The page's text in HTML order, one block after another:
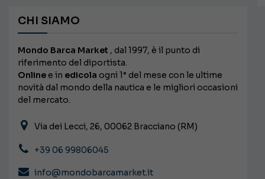
CHI SIAMO
Mondo Barca Market , dal 1997, è il punto di
riferimento del diportista.
Online e in edicola ogni 1° del mese con le ultime
novità dal mondo della nautica e le migliori occasioni
del mercato.
Via dei Lecci, 26, 00062 Bracciano (RM)
+39 06 99806045
info@mondobarcamarket.it